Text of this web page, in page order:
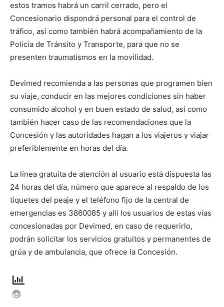
estos tramos habrá un carril cerrado, pero el
Concesionario dispondrá personal para el control de
tráfico, así como también habrá acompañamiento de la
Policía de Tránsito y Transporte, para que no se
presenten traumatismos en la movilidad.
Devimed recomienda a las personas que programen bien
su viaje, conducir en las mejores condiciones sin haber
consumido alcohol y en buen estado de salud, así como
también hacer caso de las recomendaciones que la
Concesión y las autoridades hagan a los viajeros y viajar
preferiblemente en horas del día.
La línea gratuita de atención al usuario está dispuesta las
24 horas del día, número que aparece al respaldo de los
tiquetes del peaje y el teléfono fijo de la central de
emergencias es 3860085 y allí los usuarios de estas vías
concesionadas por Devimed, en caso de requerirlo,
podrán solicitar los servicios gratuitos y permanentes de
grúa y de ambulancia, que ofrece la Concesión.